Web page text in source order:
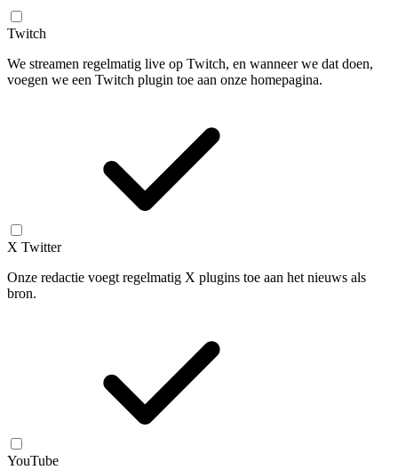
Twitch
We streamen regelmatig live op Twitch, en wanneer we dat doen,
voegen we een Twitch plugin toe aan onze homepagina.
X Twitter
Onze redactie voegt regelmatig X plugins toe aan het nieuws als
bron.
YouTube